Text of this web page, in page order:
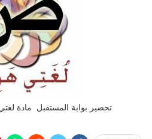
تحضير بوابة المستقبل مادة